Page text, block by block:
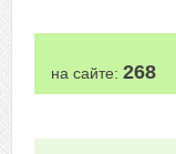
на сайте: 268